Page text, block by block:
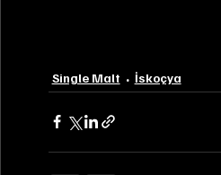
Single Malt İskoçya